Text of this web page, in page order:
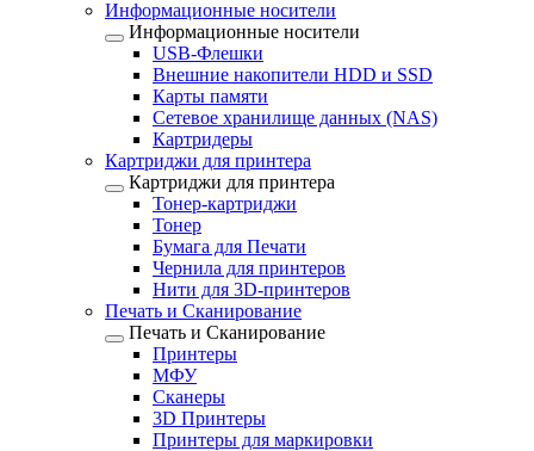
Информационные носители
Информационные носители
USB-Флешки
Внешние накопители HDD и SSD
Карты памяти
Сетевое хранилище данных (NAS)
Картридеры
Картриджи для принтера
Картриджи для принтера
Тонер-картриджи
Тонер
Бумага для Печати
Чернила для принтеров
Нити для 3D-принтеров
Печать и Сканирование
Печать и Сканирование
Принтеры
МФУ
Сканеры
3D Принтеры
Принтеры для маркировки